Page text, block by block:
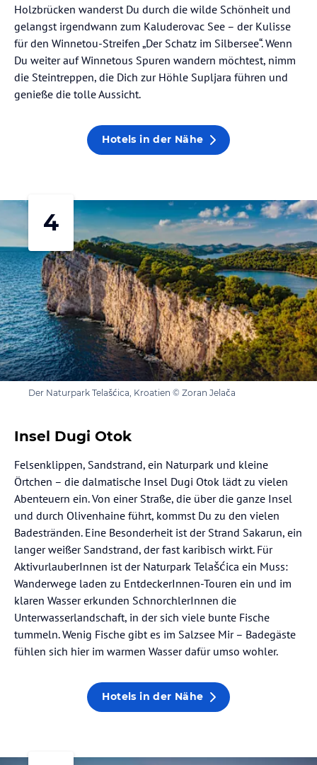
Holzbrücken wanderst Du durch die wilde Schönheit und
gelangst irgendwann zum Kaluderovac See – der Kulisse
für den Winnetou-Streifen „Der Schatz im Silbersee“. Wenn
Du weiter auf Winnetous Spuren wandern möchtest, nimm
die Steintreppen, die Dich zur Höhle Supljara führen und
genieße die tolle Aussicht.
Hotels in der Nähe
4
Der Naturpark Telašćica, Kroatien © Zoran Jelača
Insel Dugi Otok
Felsenklippen, Sandstrand, ein Naturpark und kleine
Örtchen – die dalmatische Insel Dugi Otok lädt zu vielen
Abenteuern ein. Von einer Straße, die über die ganze Insel
und durch Olivenhaine führt, kommst Du zu den vielen
Badestränden. Eine Besonderheit ist der Strand Sakarun, ein
langer weißer Sandstrand, der fast karibisch wirkt. Für
AktivurlauberInnen ist der Naturpark Telašćica ein Muss:
Wanderwege laden zu EntdeckerInnen-Touren ein und im
klaren Wasser erkunden SchnorchlerInnen die
Unterwasserlandschaft, in der sich viele bunte Fische
tummeln. Wenig Fische gibt es im Salzsee Mir – Badegäste
fühlen sich hier im warmen Wasser dafür umso wohler.
Hotels in der Nähe